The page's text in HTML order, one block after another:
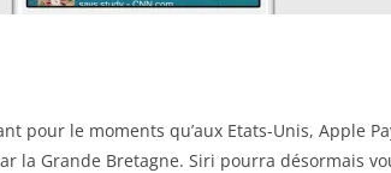
pour le moments qu’aux Etats-Unis, Apple
la Grande Bretagne. Siri pourra désormais